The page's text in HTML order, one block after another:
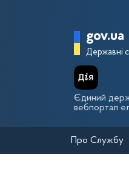
gov.ua
Державні
Єдиний
вебпортал
Про Службу